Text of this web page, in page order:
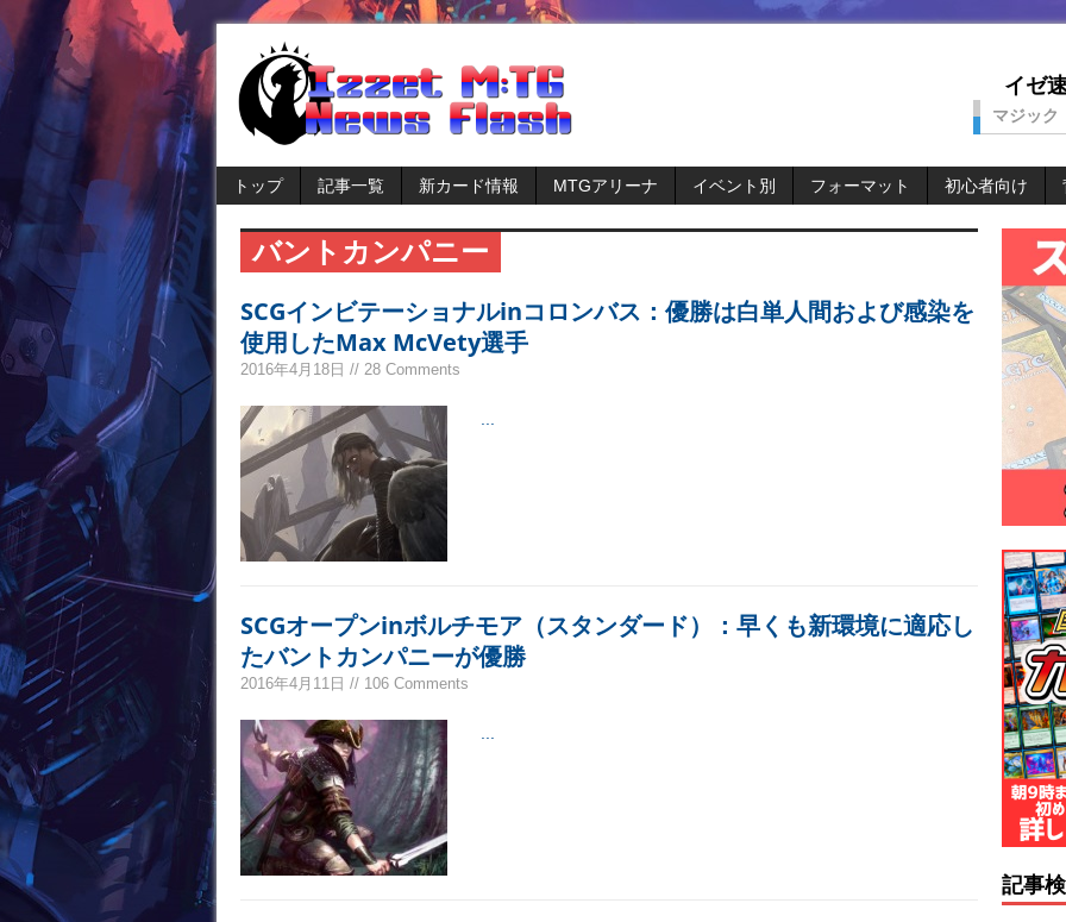
イゼ
マジック
トップ 記事一覧 新カード情報 MTGアリーナ イベント別 フォーマット 初心者向け
バントカンパニー
SCGインビテーショナルinコロンバス：優勝は白単人間および感染を
使用したMax McVety選手
2016年4月18日 // 28 Comments
SCGオープンinボルチモア（スタンダード）：早くも新環境に適応し
たバントカンパニーが優勝
2016年4月11日 // 106 Comments
記事